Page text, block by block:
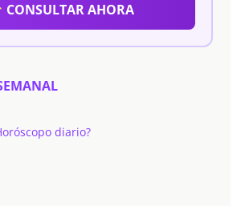
CONSULTAR AHORA
diario?